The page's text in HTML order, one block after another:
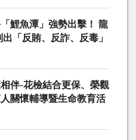
鯉魚潭」強勢出擊！ 龍
「反賄、反詐、反毒」
伴-花檢結合更保、榮觀
關懷輔導暨生命教育活